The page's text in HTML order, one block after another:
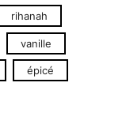
rihanah
vanille
épicé